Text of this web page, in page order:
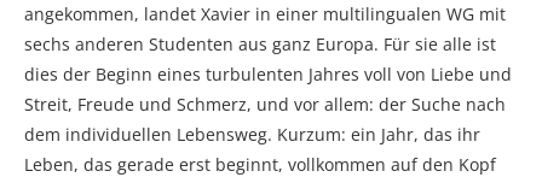
angekommen, landet Xavier in einer multilingualen WG mit
sechs anderen Studenten aus ganz Europa. Für sie alle ist
dies der Beginn eines turbulenten Jahres voll von Liebe und
Streit, Freude und Schmerz, und vor allem: der Suche nach
dem individuellen Lebensweg. Kurzum: ein Jahr, das ihr
Leben, das gerade erst beginnt, vollkommen auf den Kopf